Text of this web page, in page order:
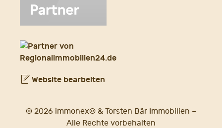
Website bearbeiten
© 2026 immonex® & Torsten Bär Immobilien –
Alle Rechte vorbehalten